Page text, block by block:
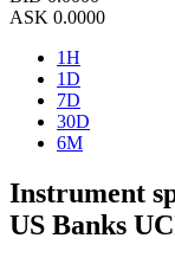
ASK 0.0000
1H
1D
7D
30D
6M
Instrument
US Banks